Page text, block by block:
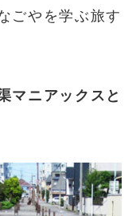
ごやを学ぶ旅す
マニアックスと